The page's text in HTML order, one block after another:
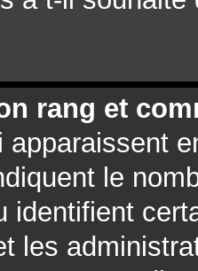
rang et
apparaissent
le
identifient
les